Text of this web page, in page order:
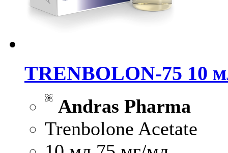
TRENBOLON-75 10
Andras Pharma
Trenbolone Acetate